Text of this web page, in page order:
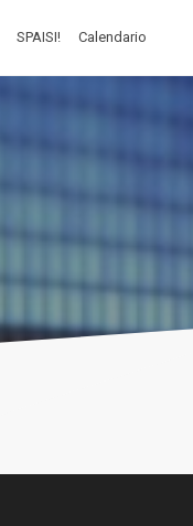
SPAISI! Calendario